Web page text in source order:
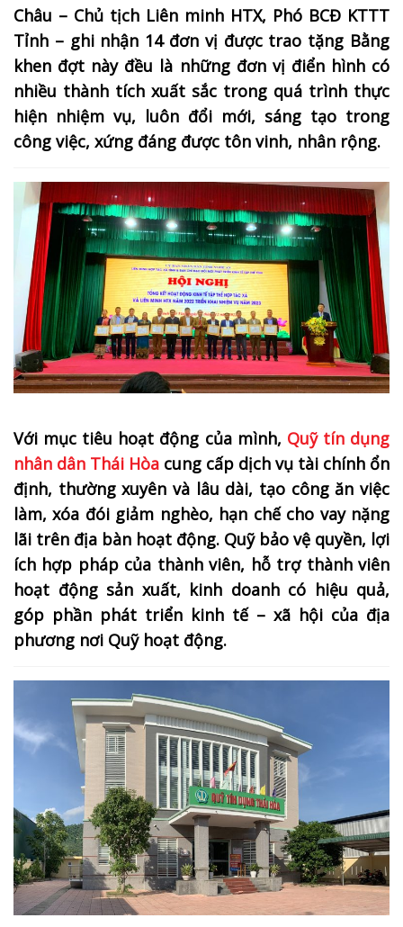
Châu – Chủ tịch Liên minh HTX, Phó BCĐ KTTT
Tỉnh – ghi nhận 14 đơn vị được trao tặng Bằng
khen đợt này đều là những đơn vị điển hình có
nhiều thành tích xuất sắc trong quá trình thực
hiện nhiệm vụ, luôn đổi mới, sáng tạo trong
công việc, xứng đáng được tôn vinh, nhân rộng.
Với mục tiêu hoạt động của mình, Quỹ tín dụng
nhân dân Thái Hòa cung cấp dịch vụ tài chính ổn
định, thường xuyên và lâu dài, tạo công ăn việc
làm, xóa đói giảm nghèo, hạn chế cho vay nặng
lãi trên địa bàn hoạt động. Quỹ bảo vệ quyền, lợi
ích hợp pháp của thành viên, hỗ trợ thành viên
hoạt động sản xuất, kinh doanh có hiệu quả,
góp phần phát triển kinh tế – xã hội của địa
phương nơi Quỹ hoạt động.